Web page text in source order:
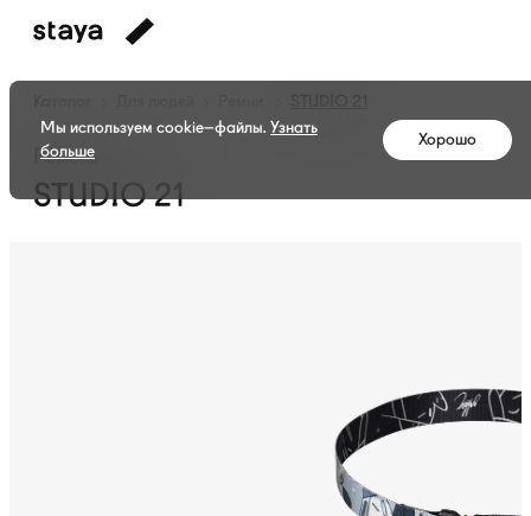
Ремень
STUDIO 21
Мы используем cookie–файлы. Узнать
больше
Хорошо